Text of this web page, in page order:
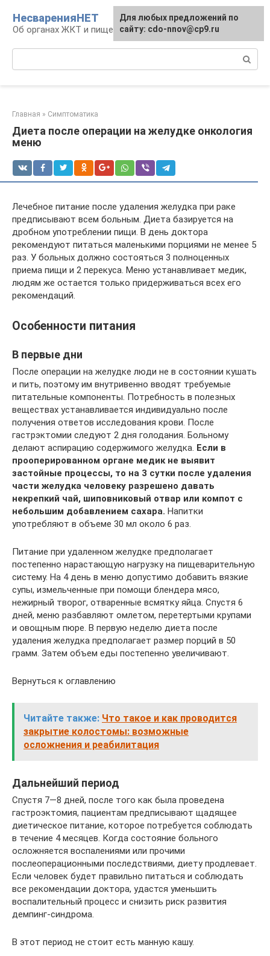
контенту
НесваренияНЕТ
Об органах ЖКТ и пищеварении
Главная » Симптоматика
Диета после операции на желудке онкология
меню
Лечебное питание после удаления желудка при раке
предписывают всем больным. Диета базируется на
дробном употреблении пищи. В день доктора
рекомендуют питаться маленькими порциями не менее 5
раз. У больных должно состояться 3 полноценных
приема пищи и 2 перекуса. Меню устанавливает медик,
людям же остается только придерживаться всех его
рекомендаций.
Особенности питания
В первые дни
После операции на желудке люди не в состоянии кушать
и пить, поэтому им внутривенно вводят требуемые
питательные компоненты. Потребность в полезных
веществах устанавливается индивидуально после
получения ответов исследования крови. После
гастрэктомии следуют 2 дня голодания. Больному
делают аспирацию содержимого желудка. Если в
прооперированном органе медик не выявит
застойные процессы, то на 3 сутки после удаления
части желудка человеку разрешено давать
некрепкий чай, шиповниковый отвар или компот с
небольшим добавлением сахара. Напитки
употребляют в объеме 30 мл около 6 раз.
Питание при удаленном желудке предполагает
постепенно нарастающую нагрузку на пищеварительную
систему. На 4 день в меню допустимо добавить вязкие
супы, измельченные при помощи блендера мясо,
нежирный творог, отваренные всмятку яйца. Спустя 6
дней, меню разбавляют омлетом, перетертыми крупами
и овощным пюре. В первую неделю диета после
удаления желудка предполагает размер порций в 50
грамм. Затем объем еды постепенно увеличивают.
Вернуться к оглавлению
Читайте также: Что такое и как проводится
закрытие колостомы: возможные
осложнения и реабилитация
Дальнейший период
Спустя 7—8 дней, после того как была проведена
гастроэктомия, пациентам предписывают щадящее
диетическое питание, которое потребуется соблюдать
в течение 4 месяцев. Когда состояние больного
осложняется воспалениями или прочими
послеоперационными последствиями, диету продлевает.
Если человек будет правильно питаться и соблюдать
все рекомендации доктора, удастся уменьшить
воспалительный процесс и снизить риск развития
демпинг-синдрома.
В этот период не стоит есть манную кашу.
Для любых предложений по
сайту: cdo-nnov@cp9.ru